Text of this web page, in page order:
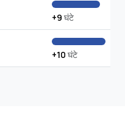
+9 घंटे
+10 घंटे